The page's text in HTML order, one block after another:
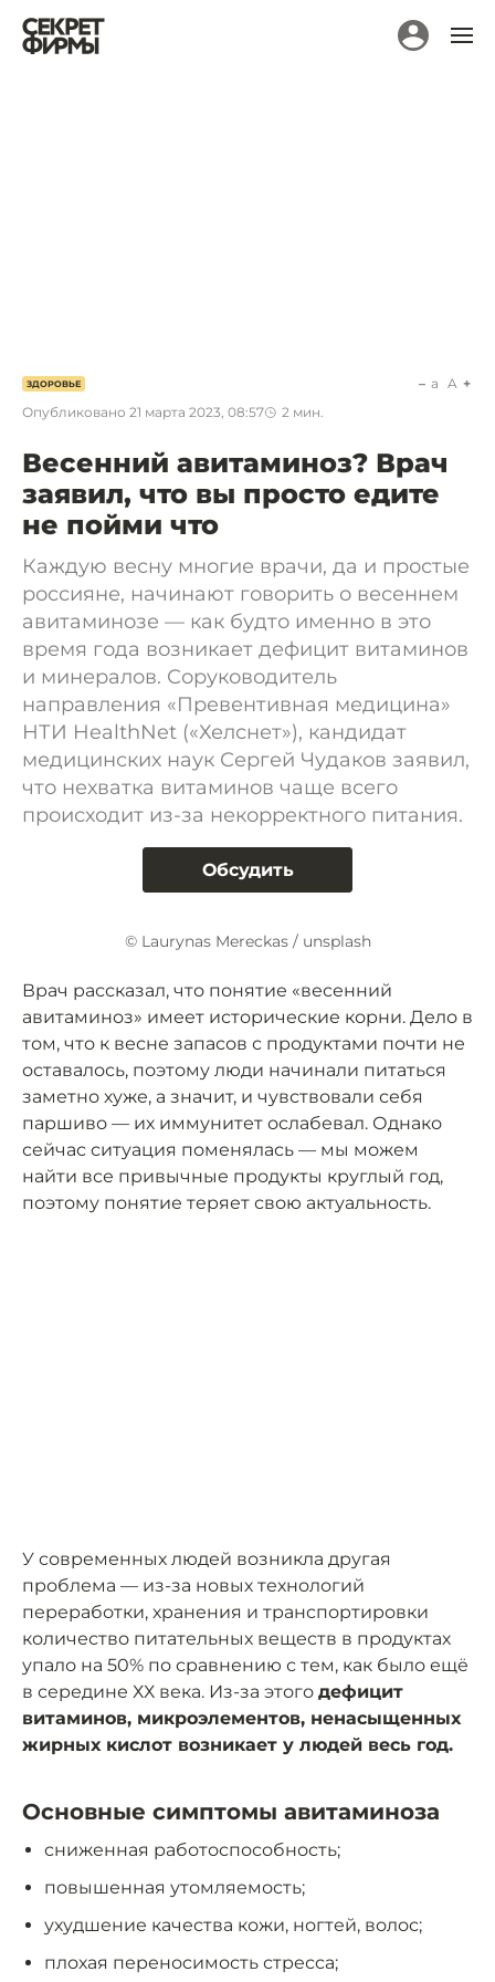
ЗДОРОВЬЕ
Опубликовано 21 марта 2023, 08:57 2 мин.
a A
Весенний авитаминоз? Врач
заявил, что вы просто едите
не пойми что
Каждую весну многие врачи, да и простые
россияне, начинают говорить о весеннем
авитаминозе — как будто именно в это
время года возникает дефицит витаминов
и минералов. Соруководитель
направления «Превентивная медицина»
НТИ HealthNet («Хелснет»), кандидат
медицинских наук Сергей Чудаков заявил,
что нехватка витаминов чаще всего
происходит из-за некорректного питания.
Обсудить
© Laurynas Mereckas / unsplash
Врач рассказал, что понятие «весенний
авитаминоз» имеет исторические корни. Дело в
том, что к весне запасов с продуктами почти не
оставалось, поэтому люди начинали питаться
заметно хуже, а значит, и чувствовали себя
паршиво — их иммунитет ослабевал. Однако
сейчас ситуация поменялась — мы можем
найти все привычные продукты круглый год,
поэтому понятие теряет свою актуальность.
У современных людей возникла другая
проблема — из-за новых технологий
переработки, хранения и транспортировки
количество питательных веществ в продуктах
упало на 50% по сравнению с тем, как было ещё
в середине ХХ века. Из-за этого дефицит
витаминов, микроэлементов, ненасыщенных
жирных кислот возникает у людей весь год.
Основные симптомы авитаминоза
сниженная работоспособность;
повышенная утомляемость;
ухудшение качества кожи, ногтей, волос;
плохая переносимость стресса;